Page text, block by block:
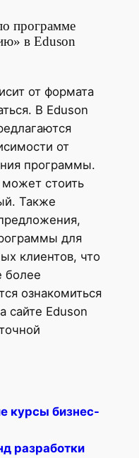
программе
в Eduson
от формата
В Eduson
от
программы.
стоить
Также
для
клиентов, что
более
ознакомиться
сайте Eduson
курсы бизнес-
разработки